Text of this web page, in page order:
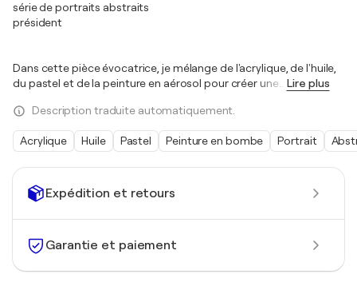
Expédition et retours
Garantie et paiement
série de portraits abstraits
président
Dans cette pièce évocatrice, je mélange de l'acrylique, de l'huile,
du pastel et de la peinture en aérosol pour créer une
Lire plus
Description traduite automatiquement.
Acrylique Huile Pastel Peinture en bombe Portrait